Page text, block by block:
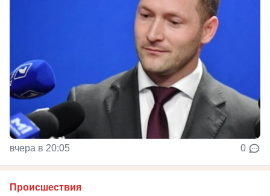
вчера в 20:05 0
Происшествия